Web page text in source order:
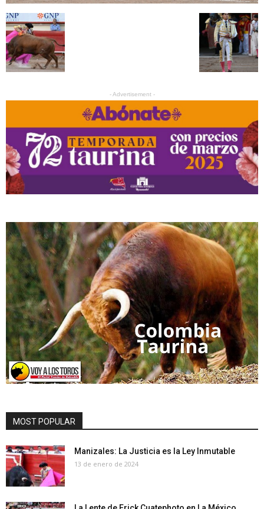
- Advertisement -
MOST POPULAR
Manizales: La Justicia es la Ley Inmutable
13 de enero de 2024